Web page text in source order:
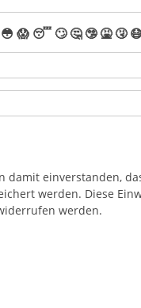
😳 😱 😴 🙄 🤔 🤥 🤮 🤧 😷
einverstanden,
werden. Diese
werden.